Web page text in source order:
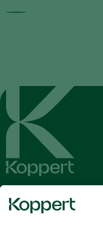
Ontvang het